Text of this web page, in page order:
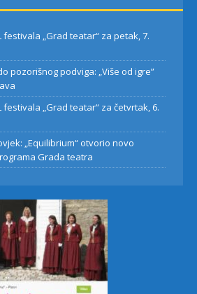
„Grad teatar“ za petak, 7.
pozorišnog podviga: „Više od igre”
„Grad teatar“ za četvrtak, 6.
„Equilibrium“ otvorio novo
Grada teatra